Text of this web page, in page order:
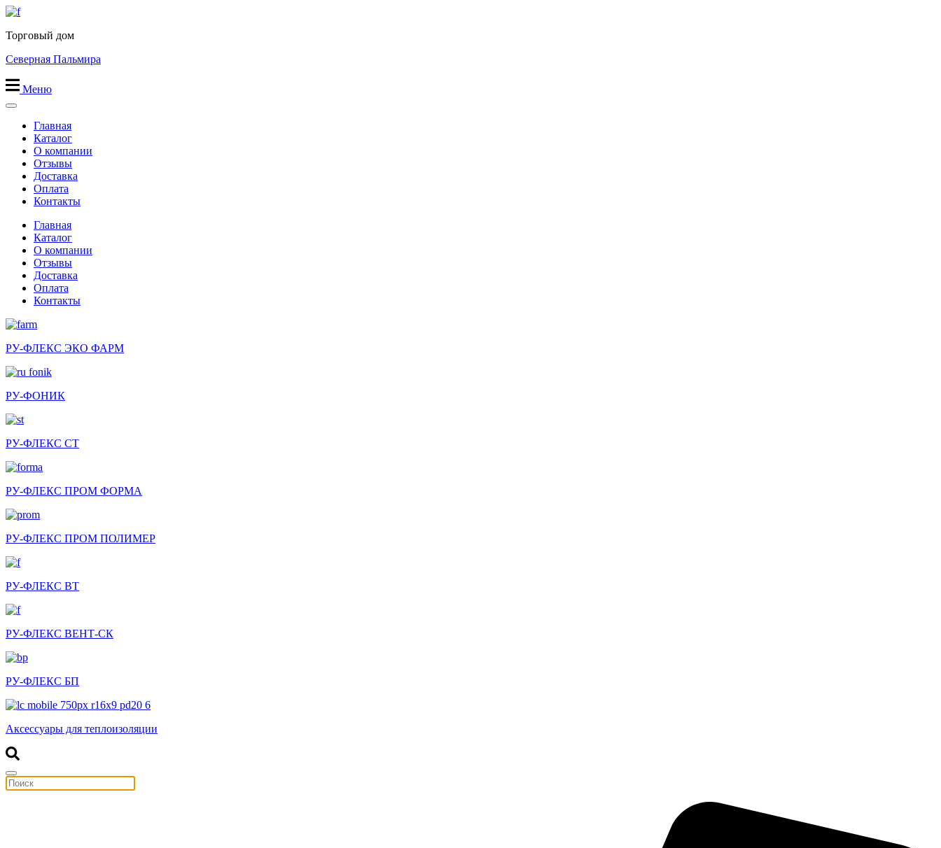
Перейти
содержимому
Торговый дом
Северная Пальмира
Меню
Главная
Каталог
О компании
Отзывы
Доставка
Оплата
Контакты
Главная
Каталог
О компании
Отзывы
Доставка
Оплата
Контакты
РУ-ФЛЕКС ЭКО ФАРМ
РУ-ФОНИК
РУ-ФЛЕКС СТ
РУ-ФЛЕКС ПРОМ ФОРМА
РУ-ФЛЕКС ПРОМ ПОЛИМЕР
РУ-ФЛЕКС ВТ
РУ-ФЛЕКС ВЕНТ-СК
РУ-ФЛЕКС БП
Аксессуары для теплоизоляции